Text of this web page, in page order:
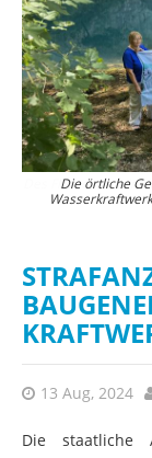
Die örtliche
Des Flusses Una in
13 Aug, 2024
Die staatliche